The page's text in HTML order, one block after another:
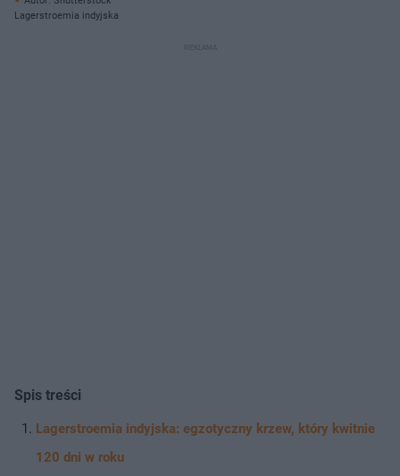
Lagerstroemia indyjska
Spis treści
Lagerstroemia indyjska: egzotyczny krzew, który kwitnie
120 dni w roku